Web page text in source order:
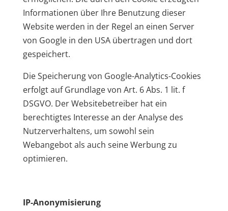
Informationen über Ihre Benutzung dieser
Website werden in der Regel an einen Server
von Google in den USA übertragen und dort
gespeichert.
Die Speicherung von Google-Analytics-Cookies
erfolgt auf Grundlage von Art. 6 Abs. 1 lit. f
DSGVO. Der Websitebetreiber hat ein
berechtigtes Interesse an der Analyse des
Nutzerverhaltens, um sowohl sein
Webangebot als auch seine Werbung zu
optimieren.
IP-Anonymisierung